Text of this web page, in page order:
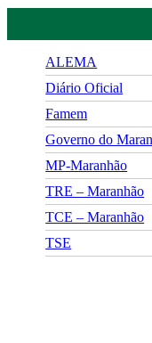
ALEMA
Diário Oficial
Famem
Governo do
MP-Maranhão
TRE – Maranhão
TCE – Maranhão
TSE